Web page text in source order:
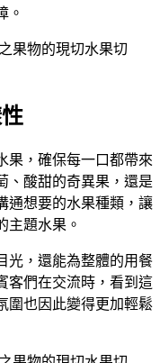
。
果，確保每一口都帶來
、酸甜的奇異果，還是
通想要的水果種類，讓
主題水果。
光，還能為整體的用餐
客們在交流時，看到這
圍也因此變得更加輕鬆